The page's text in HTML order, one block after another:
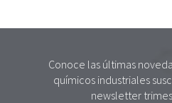
Conoce las últimas
químicos industriales
newsletter